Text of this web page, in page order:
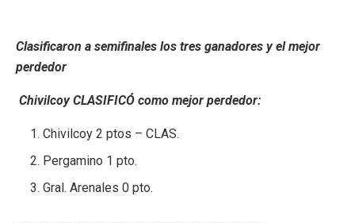
Clasificaron a semifinales los tres ganadores y el mejor
perdedor
ChivilcoyCLASIFICÓ como mejor perdedor:
Chivilcoy 2 ptos – CLAS.
Pergamino 1 pto.
Gral. Arenales 0 pto.